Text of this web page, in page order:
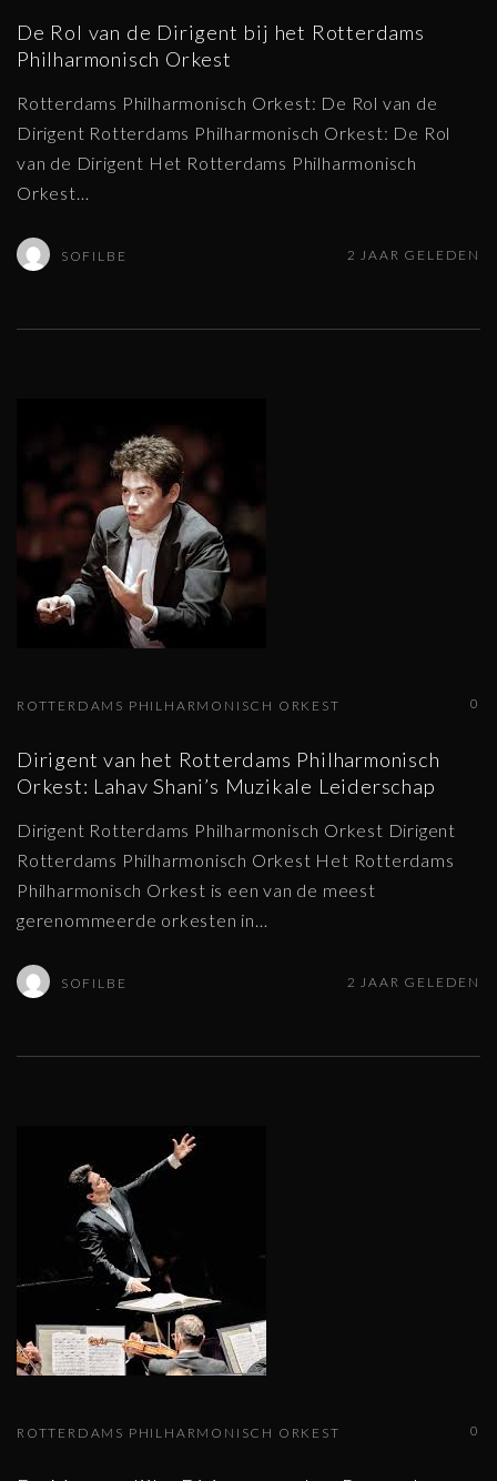
De Rol van de Dirigent bij het Rotterdams
Philharmonisch Orkest
Rotterdams Philharmonisch Orkest: De Rol van de
Dirigent Rotterdams Philharmonisch Orkest: De Rol
van de Dirigent Het Rotterdams Philharmonisch
Orkest…
SOFILBE 2 JAAR GELEDEN
0
ROTTERDAMS PHILHARMONISCH ORKEST
Dirigent van het Rotterdams Philharmonisch
Orkest: Lahav Shani’s Muzikale Leiderschap
Dirigent Rotterdams Philharmonisch Orkest Dirigent
Rotterdams Philharmonisch Orkest Het Rotterdams
Philharmonisch Orkest is een van de meest
gerenommeerde orkesten in
SOFILBE 2 JAAR GELEDEN
0
ROTTERDAMS PHILHARMONISCH ORKEST